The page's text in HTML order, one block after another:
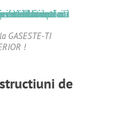
GASESTE-TI
!
de